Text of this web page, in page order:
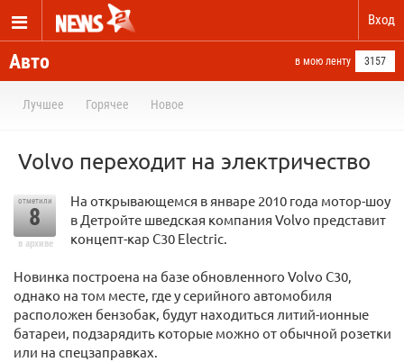
Вход
Авто в мою ленту 3157
Лучшее Горячее Новое
Volvo переходит на электричество
отметили
8
в архиве
На открывающемся в январе 2010 года мотор-шоу
в Детройте шведская компания Volvo представит
концепт-кар C30 Electric.
Новинка построена на базе обновленного Volvo C30,
однако на том месте, где у серийного автомобиля
расположен бензобак, будут находиться литий-ионные
батареи, подзарядить которые можно от обычной розетки
или на спецзаправках.